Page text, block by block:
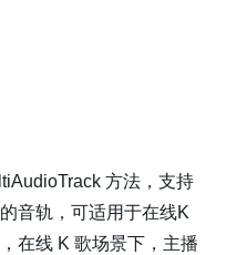
方法，支持
音轨，可适用于在线K
在线 K 歌场景下，主播